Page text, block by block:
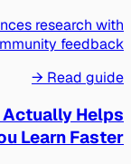
research with
feedback.
Read guide →
Actually Helps
Learn Faster